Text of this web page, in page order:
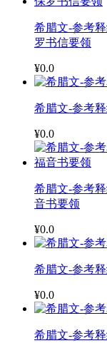
希腊文-参考
罗书信要领
¥0.0
希腊文-参考
¥0.0
希腊文-参考
音书要领
¥0.0
希腊文-参考
¥0.0
希腊文-参考